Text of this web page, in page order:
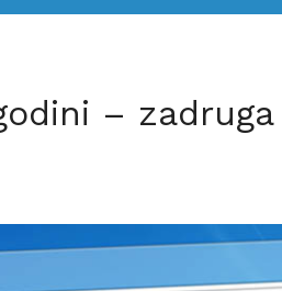
– zadruga